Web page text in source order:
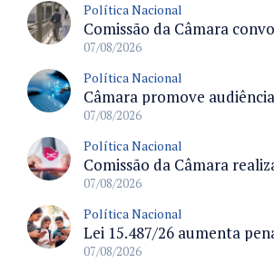
Política Nacional
07/08/2026
Política Nacional
07/08/2026
Política Nacional
07/08/2026
Política Nacional
07/08/2026